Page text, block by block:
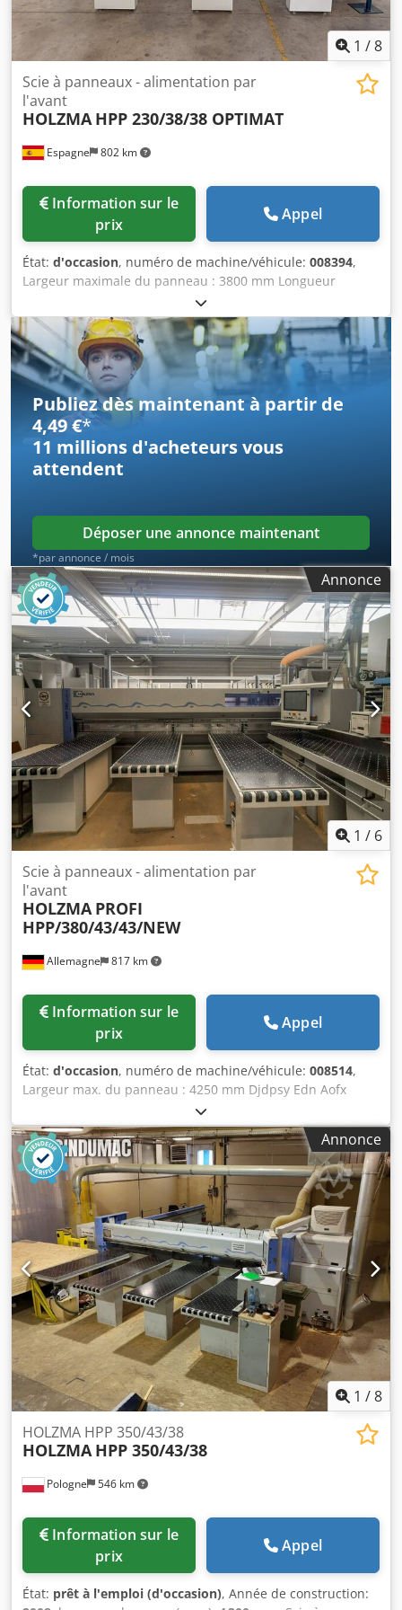
1 /8
Espagne 802 km
Scie à panneaux - alimentation par
l'avant
HOLZMA HPP 230/38/38 OPTIMAT
prix
Appel
État: d'occasion, numéro de machine/véhicule: 008394,
Largeur maximale du panneau : 3800 mm Longueur
maximale du panneau : 3800 mm Dcodpfx Asygtbtshmsk
Saillie maximale de la lame principale : 55 mm Nombre de
pinces de serrage : 4
Publiez dès maintenant à partir de
4,49 €*
11 millions d'acheteursvous
attendent
Déposer une annonce maintenant
*par annonce / mois
Annonce
1 / 6
Allemagne 817 km
Scie à panneaux - alimentation par
l'avant
HOLZMA PROFI
HPP/380/43/43/NEW
prix
Appel
État: d'occasion, numéro de machine/véhicule: 008514,
Largeur max. du panneau : 4250 mm Djdpsy Edn Aofx
Ahmsck Longueur max. du panneau : 4300 mm Sortie max.
de la lame principale : 95 mm Nombre de pinces de
serrage : 7 Deuxième presseur flexible : oui
Annonce
1 /8
Pologne 546 km
HOLZMA HPP 350/43/38
HOLZMA HPP 350/43/38
prix
Appel
État: prêt à l'emploi (d'occasion), Année de construction: